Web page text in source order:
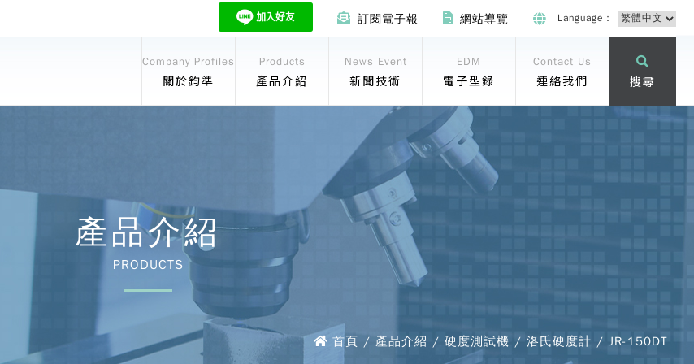
訂閱電子報 網站導覽 Language：
Company Profiles
關於鈞準
Products
產品介紹
News Event
新聞技術
EDM
電子型錄
Contact Us
連絡我們 搜尋
產品介紹
PRODUCTS
首頁 / 產品介紹 / 硬度測試機 / 洛氏硬度計 / JR-150DT